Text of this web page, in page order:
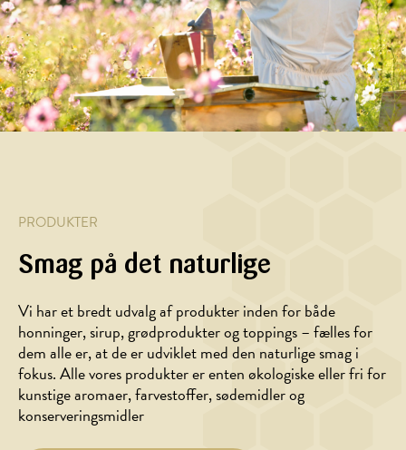
mascarponecreme
og
brombær
PRODUKTER
Smag på det naturlige
Vi har et bredt udvalg af produkter inden for både
honninger, sirup, grødprodukter og toppings – fælles for
dem alle er, at de er udviklet med den naturlige smag i
fokus. Alle vores produkter er enten økologiske eller fri for
kunstige aromaer, farvestoffer, sødemidler og
konserveringsmidler